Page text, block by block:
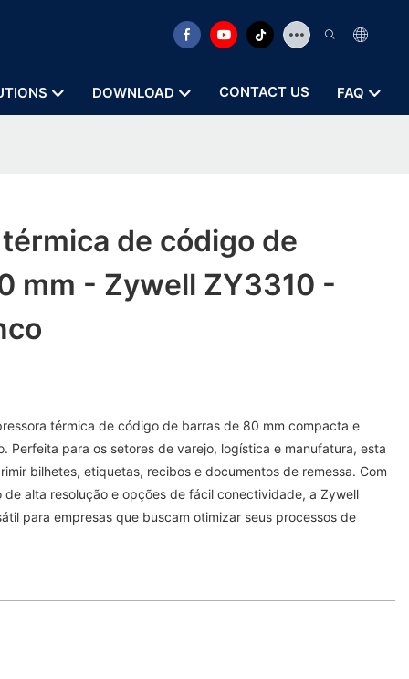
DOWNLOAD CONTACT US FAQ
de código de
mm - Zywell ZY3310 -
térmica de código de barras de 80 mm compacta e
Perfeita para os setores de varejo, logística e manufatura, esta
bilhetes, etiquetas, recibos e documentos de remessa. Com
de alta resolução e opções de fácil conectividade, a Zywell
para empresas que buscam otimizar seus processos de